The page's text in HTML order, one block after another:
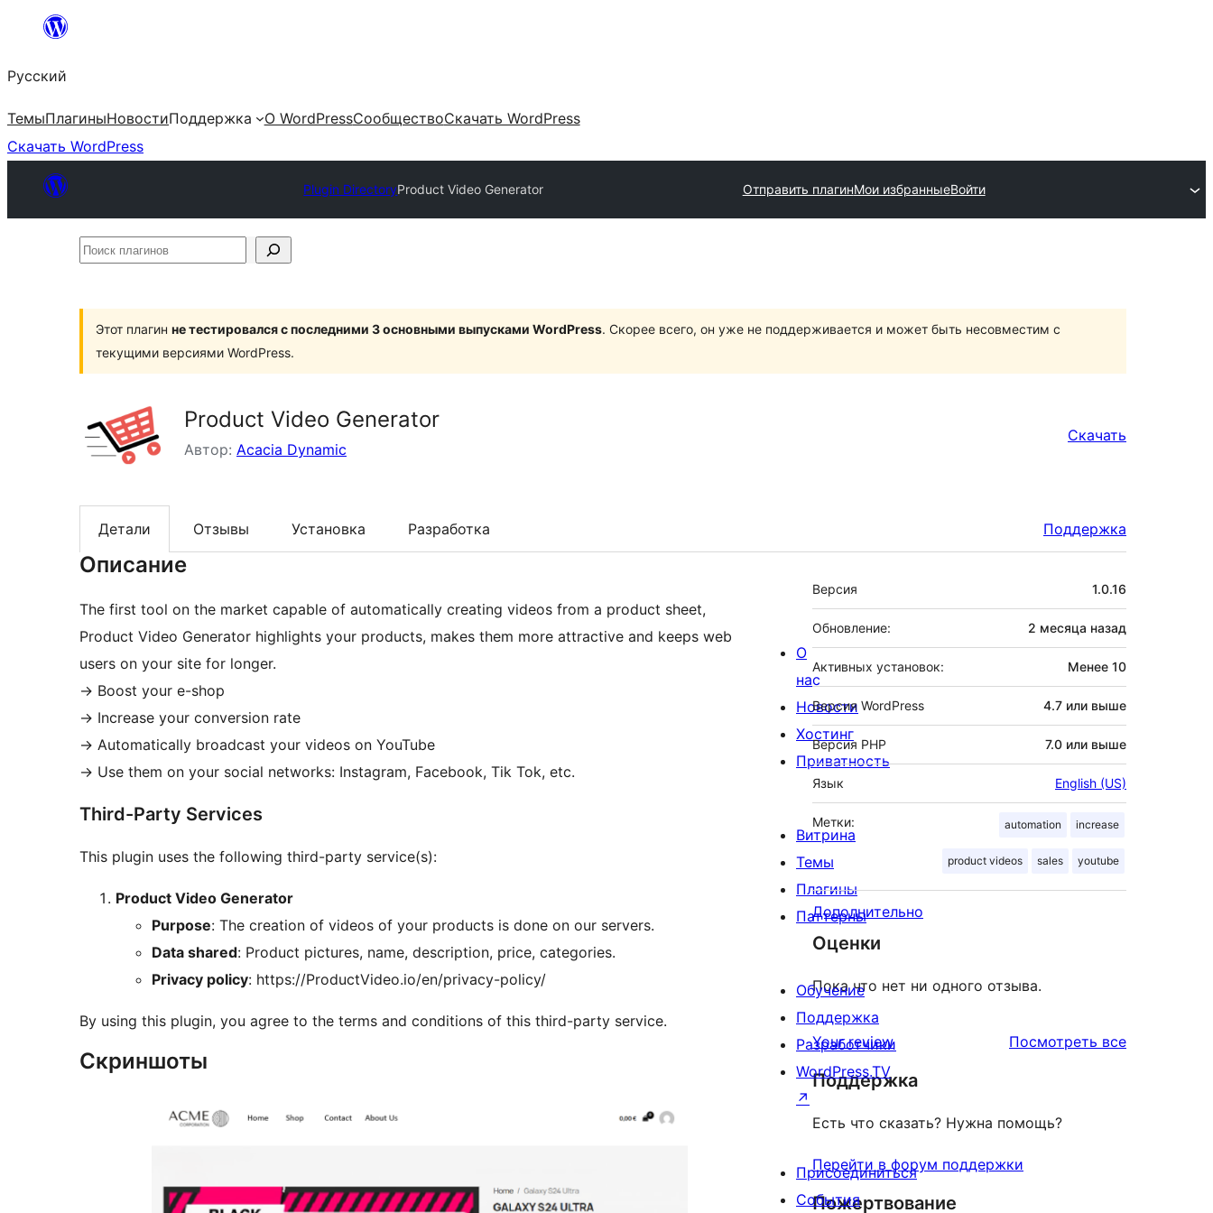
Перейти
содержимому
Русский
ТемыПлагиныНовостиПоддержка О WordPressСообществоСкачать WordPress
Скачать WordPress
Plugin DirectoryProduct Video Generator Отправить плагинМои избранныеВойти
Поиск
Этот плагин не тестировался с последними 3 основными выпусками WordPress. Скорее всего, он уже не поддерживается и может быть несовместим с
текущими версиями WordPress.
Product Video Generator
Автор: Acacia Dynamic
Скачать
Детали Отзывы Установка Разработка Поддержка
Описание
The first tool on the market capable of automatically creating videos from a product sheet,
Product Video Generator highlights your products, makes them more attractive and keeps web
users on your site for longer.
-> Boost your e-shop
-> Increase your conversion rate
-> Automatically broadcast your videos on YouTube
-> Use them on your social networks: Instagram, Facebook, Tik Tok, etc.
Third-Party Services
This plugin uses the following third-party service(s):
Product Video Generator
Purpose: The creation of videos of your products is done on our servers.
Data shared: Product pictures, name, description, price, categories.
Privacy policy: https://ProductVideo.io/en/privacy-policy/
By using this plugin, you agree to the terms and conditions of this third-party service.
Скриншоты
Мета
Версия 1.0.16
Обновление: 2 месяца назад
Активных установок: Менее 10
Версия WordPress 4.7 или выше
Версия PHP 7.0 или выше
Язык English (US)
Метки: automation increase
product videos sales youtube
Дополнительно
Оценки
Пока что нет ни одного отзыва.
Your review Посмотреть всеотзывы
Поддержка
Есть что сказать? Нужна помощь?
Перейти в форум поддержки
Пожертвование
О
нас
Новости
Хостинг
Приватность
Витрина
Темы
Плагины
Паттерны
Обучение
Поддержка
Разработчики
WordPress.TV
↗
Присоединиться
События